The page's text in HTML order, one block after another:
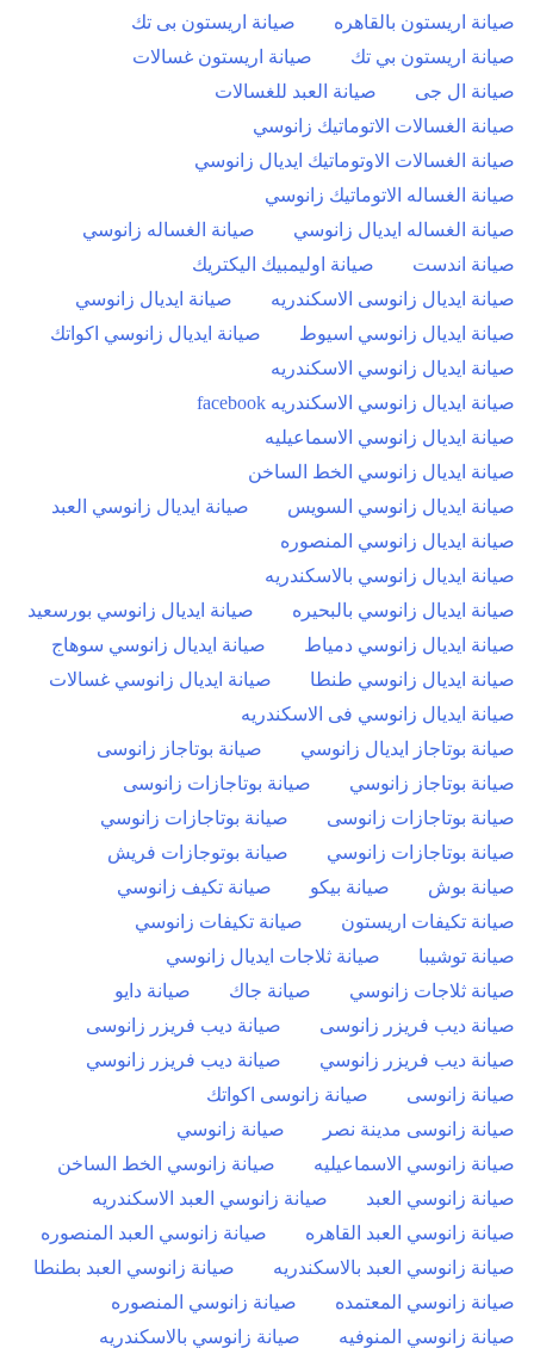
صيانة اريستون بالقاهره
صيانة اريستون بى تك
صيانة اريستون بي تك
صيانة اريستون غسالات
صيانة ال جى
صيانة العبد للغسالات
صيانة الغسالات الاتوماتيك زانوسي
صيانة الغسالات الاوتوماتيك ايديال زانوسي
صيانة الغساله الاتوماتيك زانوسي
صيانة الغساله ايديال زانوسي
صيانة الغساله زانوسي
صيانة اندست
صيانة اوليمبيك اليكتريك
صيانة ايديال زانوسى الاسكندريه
صيانة ايديال زانوسي
صيانة ايديال زانوسي اسيوط
صيانة ايديال زانوسي اكواتك
صيانة ايديال زانوسي الاسكندريه
صيانة ايديال زانوسي الاسكندريه facebook
صيانة ايديال زانوسي الاسماعيليه
صيانة ايديال زانوسي الخط الساخن
صيانة ايديال زانوسي السويس
صيانة ايديال زانوسي العبد
صيانة ايديال زانوسي المنصوره
صيانة ايديال زانوسي بالاسكندريه
صيانة ايديال زانوسي بالبحيره
صيانة ايديال زانوسي بورسعيد
صيانة ايديال زانوسي دمياط
صيانة ايديال زانوسي سوهاج
صيانة ايديال زانوسي طنطا
صيانة ايديال زانوسي غسالات
صيانة ايديال زانوسي فى الاسكندريه
صيانة بوتاجاز ايديال زانوسي
صيانة بوتاجاز زانوسى
صيانة بوتاجاز زانوسي
صيانة بوتاجازات زانوسى
صيانة بوتاجازات زانوسى
صيانة بوتاجازات زانوسي
صيانة بوتاجازات زانوسي
صيانة بوتوجازات فريش
صيانة بوش
صيانة بيكو
صيانة تكيف زانوسي
صيانة تكيفات اريستون
صيانة تكيفات زانوسي
صيانة توشيبا
صيانة ثلاجات ايديال زانوسي
صيانة ثلاجات زانوسي
صيانة جاك
صيانة دايو
صيانة ديب فريزر زانوسى
صيانة ديب فريزر زانوسى
صيانة ديب فريزر زانوسي
صيانة ديب فريزر زانوسي
صيانة زانوسى
صيانة زانوسى اكواتك
صيانة زانوسى مدينة نصر
صيانة زانوسي
صيانة زانوسي الاسماعيليه
صيانة زانوسي الخط الساخن
صيانة زانوسي العبد
صيانة زانوسي العبد الاسكندريه
صيانة زانوسي العبد القاهره
صيانة زانوسي العبد المنصوره
صيانة زانوسي العبد بالاسكندريه
صيانة زانوسي العبد بطنطا
صيانة زانوسي المعتمده
صيانة زانوسي المنصوره
صيانة زانوسي المنوفيه
صيانة زانوسي بالاسكندريه